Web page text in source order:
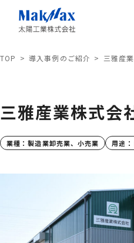
TOP 導入事例のご紹介 三雅産
三雅産業株式会
業種：製造業卸売業、小売業 用途：